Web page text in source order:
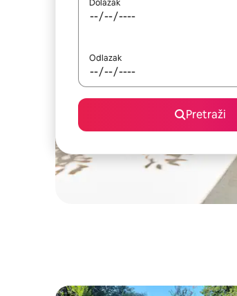
Dolazak
Odlazak
Pretraži